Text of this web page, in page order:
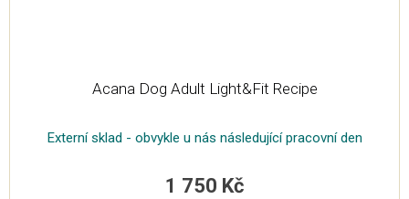
Acana Dog Adult Light&Fit Recipe
Externí sklad - obvykle u nás následující pracovní den
1 750 Kč